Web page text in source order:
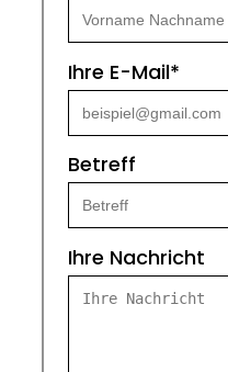
Ihre E-Mail*
Betreff
Ihre Nachricht